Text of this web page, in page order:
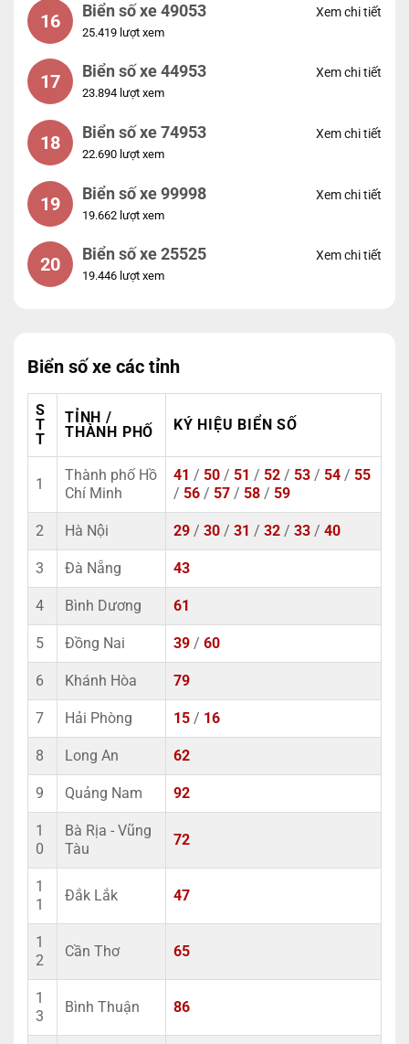
16 Biển số xe 49053
25.419 lượt xem
Xem chi tiết
17 Biển số xe 44953
23.894 lượt xem
Xem chi tiết
18 Biển số xe 74953
22.690 lượt xem
Xem chi tiết
19 Biển số xe 99998
19.662 lượt xem
Xem chi tiết
20 Biển số xe 25525
19.446 lượt xem
Xem chi tiết
Biển số xe các tỉnh
S
T
T
TỈNH /
THÀNH PHỐ
KÝ HIỆU BIỂN SỐ
1
Thành phố Hồ
Chí Minh
41 / 50 / 51 / 52 / 53 / 54 / 55
/ 56 / 57 / 58 / 59
2 Hà Nội 29 / 30 / 31 / 32 / 33 / 40
3 Đà Nẵng 43
4 Bình Dương 61
5 Đồng Nai 39 / 60
6 Khánh Hòa 79
7 Hải Phòng 15 / 16
8 Long An 62
9 Quảng Nam 92
1
0
Bà Rịa - Vũng
Tàu
72
1
1
Đắk Lắk 47
1
2
Cần Thơ 65
1
3
Bình Thuận 86